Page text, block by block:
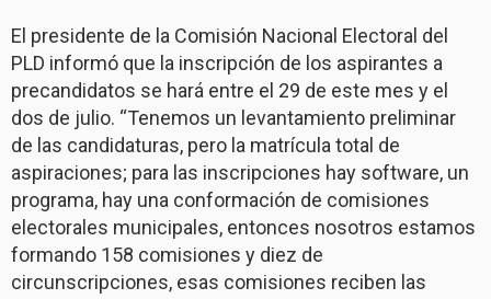
El presidente de la Comisión Nacional Electoral del
PLD informó que la inscripción de los aspirantes a
precandidatos se hará entre el 29 de este mes y el
dos de julio. “Tenemos un levantamiento preliminar
de las candidaturas, pero la matrícula total de
aspiraciones; para las inscripciones hay software, un
programa, hay una conformación de comisiones
electorales municipales, entonces nosotros estamos
formando 158 comisiones y diez de
circunscripciones, esas comisiones reciben las